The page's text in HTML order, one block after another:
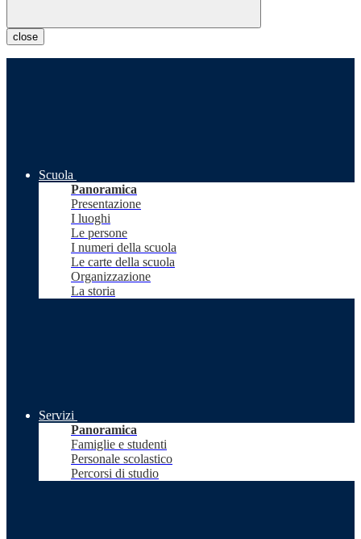
close
Scuola
Panoramica
Presentazione
I luoghi
Le persone
I numeri della scuola
Le carte della scuola
Organizzazione
La storia
Servizi
Panoramica
Famiglie e studenti
Personale scolastico
Percorsi di studio